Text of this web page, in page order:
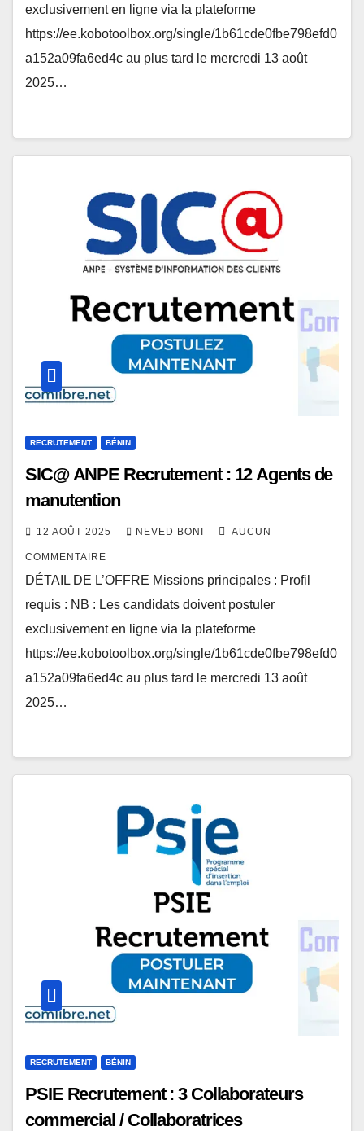
exclusivement en ligne via la plateforme
https://ee.kobotoolbox.org/single/1b61cde0fbe798efd0
a152a09fa6ed4c au plus tard le mercredi 13 août
2025…
RECRUTEMENT BÉNIN
SIC@ ANPE Recrutement : 12 Agents de
manutention
12 AOÛT 2025 NEVED BONI AUCUN
COMMENTAIRE
DÉTAIL DE L’OFFRE Missions principales : Profil
requis : NB : Les candidats doivent postuler
exclusivement en ligne via la plateforme
https://ee.kobotoolbox.org/single/1b61cde0fbe798efd0
a152a09fa6ed4c au plus tard le mercredi 13 août
2025…
RECRUTEMENT BÉNIN
PSIE Recrutement : 3 Collaborateurs
commercial / Collaboratrices